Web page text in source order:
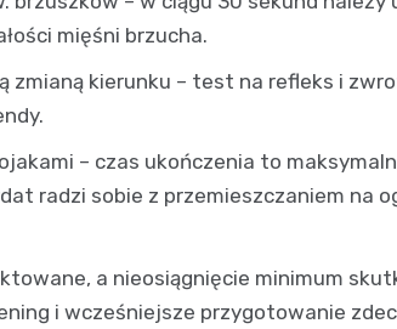
mięśni brzucha.
zmianą kierunku – test na refleks i
– czas ukończenia to
radzi sobie z przemieszczaniem na
a nieosiągnięcie minimum
i wcześniejsze przygotowanie